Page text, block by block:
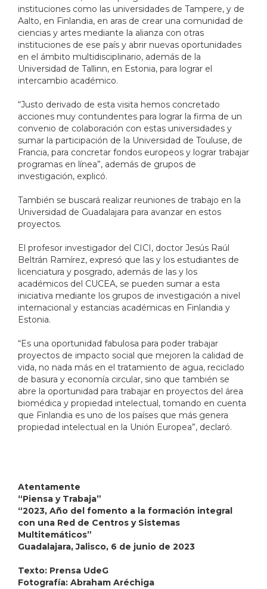
instituciones como las universidades de Tampere, y de
Aalto, en Finlandia, en aras de crear una comunidad de
ciencias y artes mediante la alianza con otras
instituciones de ese país y abrir nuevas oportunidades
en el ámbito multidisciplinario, además de la
Universidad de Tallinn, en Estonia, para lograr el
intercambio académico.
“Justo derivado de esta visita hemos concretado
acciones muy contundentes para lograr la firma de un
convenio de colaboración con estas universidades y
sumar la participación de la Universidad de Touluse, de
Francia, para concretar fondos europeos y lograr trabajar
programas en línea”, además de grupos de
investigación, explicó.
También se buscará realizar reuniones de trabajo en la
Universidad de Guadalajara para avanzar en estos
proyectos.
El profesor investigador del CICI, doctor Jesús Raúl
Beltrán Ramírez, expresó que las y los estudiantes de
licenciatura y posgrado, además de las y los
académicos del CUCEA, se pueden sumar a esta
iniciativa mediante los grupos de investigación a nivel
internacional y estancias académicas en Finlandia y
Estonia.
“Es una oportunidad fabulosa para poder trabajar
proyectos de impacto social que mejoren la calidad de
vida, no nada más en el tratamiento de agua, reciclado
de basura y economía circular, sino que también se
abre la oportunidad para trabajar en proyectos del área
biomédica y propiedad intelectual, tomando en cuenta
que Finlandia es uno de los países que más genera
propiedad intelectual en la Unión Europea”, declaró.
Atentamente
“Piensa y Trabaja”
“2023, Año del fomento a la formación integral
con una Red de Centros y Sistemas
Multitemáticos”
Guadalajara, Jalisco, 6 de junio de 2023
Texto: Prensa UdeG
Fotografía: Abraham Aréchiga